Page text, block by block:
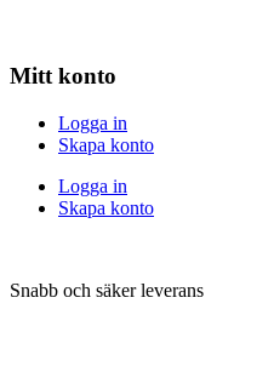
Mitt konto
Logga in
Skapa konto
Logga in
Skapa konto
Snabb och säker leverans